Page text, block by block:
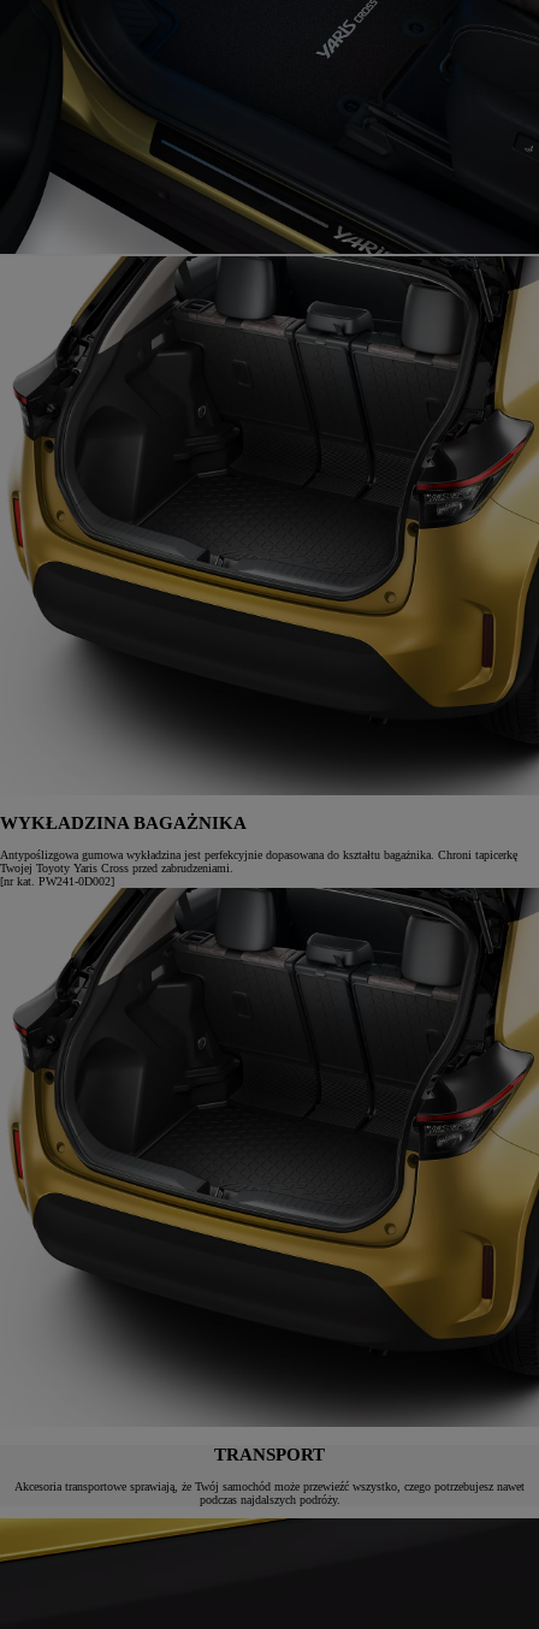
WYKŁADZINA BAGAŻNIKA
Antypoślizgowa gumowa wykładzina jest perfekcyjnie dopasowana do kształtu bagażnika. Chroni tapicerkę
Twojej Toyoty Yaris Cross przed zabrudzeniami.
[nr kat. PW241-0D002]
TRANSPORT
Akcesoria transportowe sprawiają, że Twój samochód może przewieźć wszystko, czego potrzebujesz nawet
podczas najdalszych podróży.